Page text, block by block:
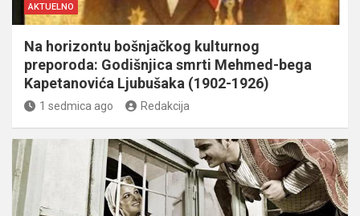
AKTUELNO
Na horizontu bošnjačkog kulturnog
preporoda: Godišnjica smrti Mehmed-bega
Kapetanovića Ljubušaka (1902-1926)
1 sedmica ago Redakcija